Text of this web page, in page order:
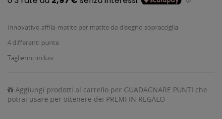
Innovativo affila-matite per matite da disegno sopracciglia
4 differenti punte
Taglierini inclusi
Aggiungi prodotti al carrello per GUADAGNARE PUNTI che
potrai usare per ottenere dei PREMI IN REGALO